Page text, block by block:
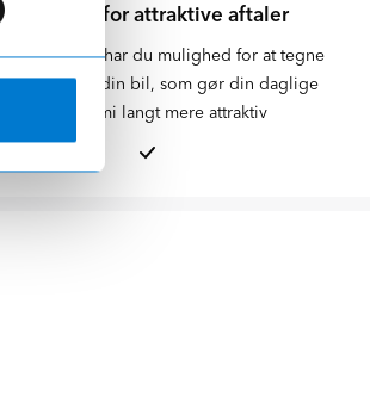
Mulighed for attraktive aftaler
Ejner Hessel har du mulighed for at tegne
til din bil, som gør din daglige
biløkonomi langt mere attraktiv